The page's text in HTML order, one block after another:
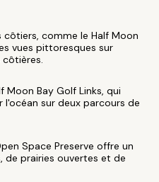
côtiers, comme le Half Moon
vues pittoresques sur
côtières.
Moon Bay Golf Links, qui
sur deux parcours de
Space Preserve offre un
de prairies ouvertes et de